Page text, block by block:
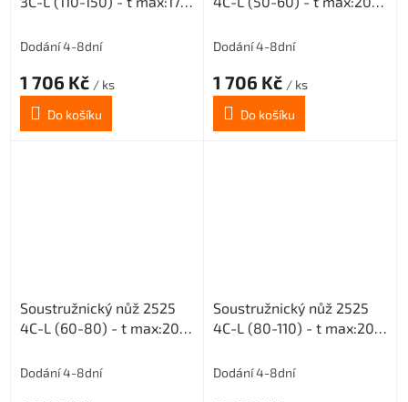
Dodání 4-8dní
1 706 Kč / ks
Do košíku
Dodání 4-8dní
1 706 Kč / ks
Do košíku
Soustružnický nůž 2525
4C-L (60-80) - t max:20
Dodání 4-8dní
Soustružnický nůž 2525
4C-L (80-110) - t max:20
Dodání 4-8dní